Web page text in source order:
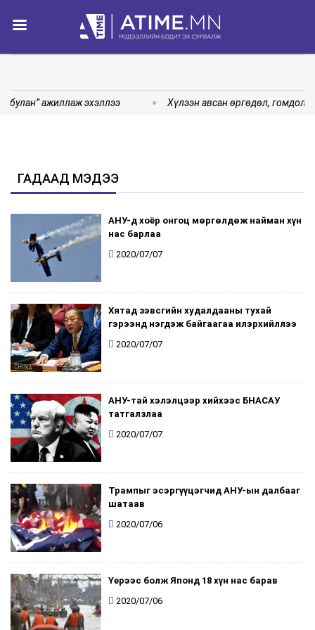
булан” ажиллаж эхэллээ Хүлээн авсан өргөдөл, гомдол,
ГАДААД МЭДЭЭ
АНУ-д хоёр онгоц мөргөлдөж найман хүн
нас барлаа
2020/07/07
Хятад зэвсгийн худалдааны тухай
гэрээнд нэгдэж байгаагаа илэрхийллээ
2020/07/07
АНУ-тай хэлэлцээр хийхээс БНАСАУ
татгалзлаа
2020/07/07
Трампыг эсэргүүцэгчид АНУ-ын далбааг
шатаав
2020/07/06
Үерээс болж Японд 18 хүн нас барав
2020/07/06